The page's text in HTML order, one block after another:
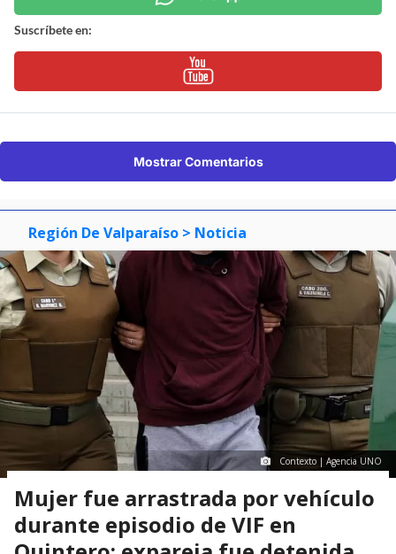
Suscríbete en:
Mostrar Comentarios
Región De Valparaíso > Noticia
Contexto | Agencia UNO
Mujer fue arrastrada por vehículo
durante episodio de VIF en